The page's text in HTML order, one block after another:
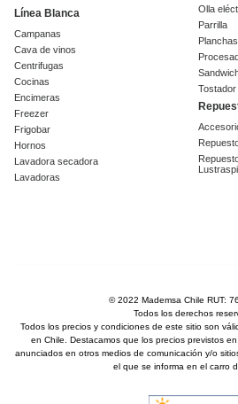
Línea Blanca
Campanas
Cava de vinos
Centrifugas
Cocinas
Encimeras
Freezer
Frigobar
Hornos
Lavadora secadora
Lavadoras
Olla
Parrilla
Planchas
Tostador
© 2022 Mademsa Chile RUT:
Todos los derechos
Todos los precios y condiciones de este sitio son
en Chile. Destacamos que los precios previstos
anunciados en otros medios de comunicación y/o
el que se informa en el carro